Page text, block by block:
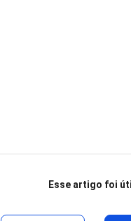
Esse artigo foi